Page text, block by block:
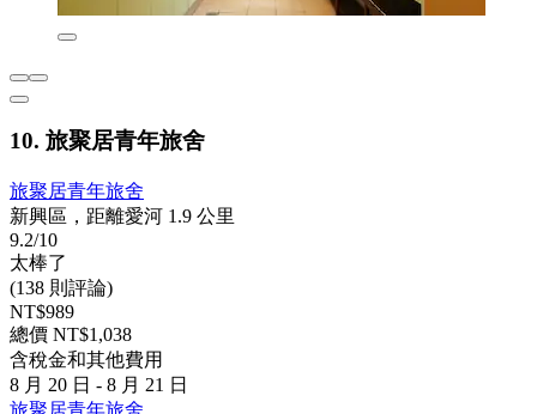
10. 旅聚居青年旅舍
旅聚居青年旅舍
新興區，距離愛河 1.9 公里
9.2/10
太棒了
(138 則評論)
NT$989
總價 NT$1,038
含稅金和其他費用
8 月 20 日 - 8 月 21 日